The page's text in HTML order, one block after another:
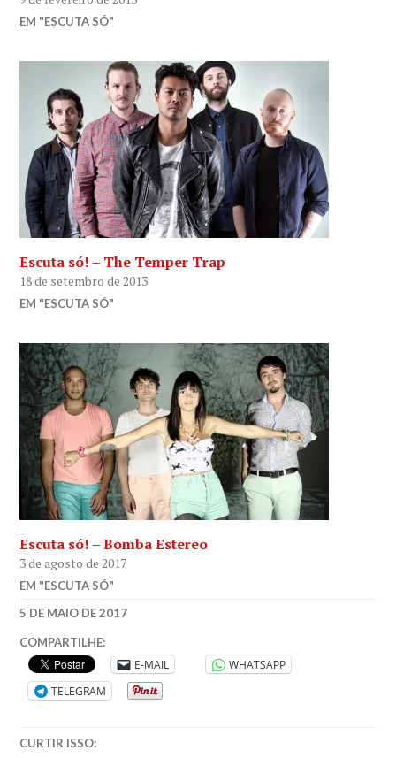
EM "ESCUTA SÓ"
Escuta só! – The Temper Trap
18 de setembro de 2013
EM "ESCUTA SÓ"
Escuta só! – Bomba Estereo
3 de agosto de 2017
EM "ESCUTA SÓ"
SARAH
5 DE MAIO DE 2017
ESCUTA
SÓ,
MÚSICA,
PARSON
COMPARTILHE:
E-MAIL
WHATSAPP
TELEGRAM
CURTIR ISSO: